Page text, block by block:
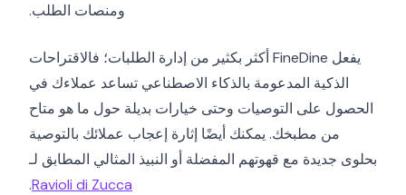
ومنصات الطلب.
يفعل FineDine أكثر بكثير من إدارة الطلبات؛ فالاقتراحات
الذكية المدعومة بالذكاء الاصطناعي تساعد عملاءك في
الحصول على التوصيات وحتى خيارات بديلة حول ما هو متاح
من مطبخك. يمكنك أيضًا إثارة إعجاب عملائك بالتوصية
بحلوى جديدة مع قهوتهم المفضلة أو النبيذ المثالي المطابق لـ
Ravioli di Zucca
.